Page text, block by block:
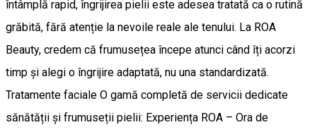
întâmplă rapid, îngrijirea pielii este adesea tratată ca o rutină
grăbită, fără atenție la nevoile reale ale tenului. La ROA
Beauty, credem că frumusețea începe atunci când îți acorzi
timp și alegi o îngrijire adaptată, nu una standardizată.
Tratamente faciale O gamă completă de servicii dedicate
sănătății și frumuseții pielii: Experiența ROA – Ora de